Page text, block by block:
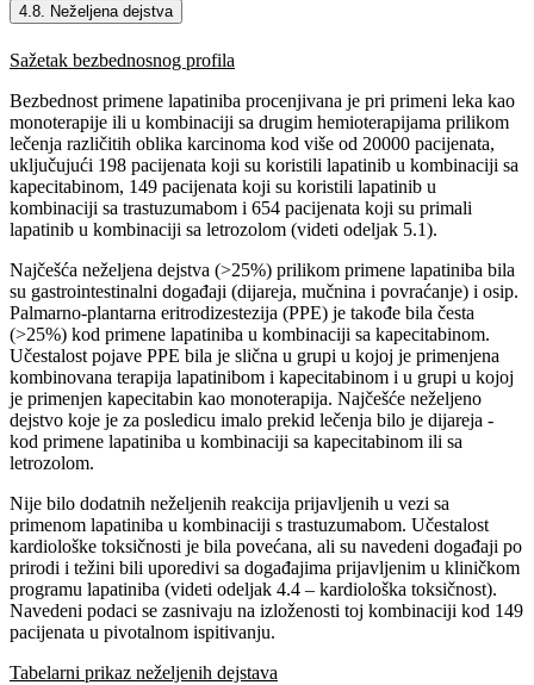
4.8. Neželjena dejstva
Sažetak bezbednosnog profila
Bezbednost primene lapatiniba procenjivana je pri primeni leka kao
monoterapije ili u kombinaciji sa drugim hemioterapijama prilikom
lečenja različitih oblika karcinoma kod više od 20000 pacijenata,
uključujući 198 pacijenata koji su koristili lapatinib u kombinaciji sa
kapecitabinom, 149 pacijenata koji su koristili lapatinib u
kombinaciji sa trastuzumabom i 654 pacijenata koji su primali
lapatinib u kombinaciji sa letrozolom (videti odeljak 5.1).
Najčešća neželjena dejstva (>25%) prilikom primene lapatiniba bila
su gastrointestinalni događaji (dijareja, mučnina i povraćanje) i osip.
Palmarno-plantarna eritrodizestezija (PPE) je takođe bila česta
(>25%) kod primene lapatiniba u kombinaciji sa kapecitabinom.
Učestalost pojave PPE bila je slična u grupi u kojoj je primenjena
kombinovana terapija lapatinibom i kapecitabinom i u grupi u kojoj
je primenjen kapecitabin kao monoterapija. Najčešće neželjeno
dejstvo koje je za posledicu imalo prekid lečenja bilo je dijareja -
kod primene lapatiniba u kombinaciji sa kapecitabinom ili sa
letrozolom.
Nije bilo dodatnih neželjenih reakcija prijavljenih u vezi sa
primenom lapatiniba u kombinaciji s trastuzumabom. Učestalost
kardiološke toksičnosti je bila povećana, ali su navedeni događaji po
prirodi i težini bili uporedivi sa događajima prijavljenim u kliničkom
programu lapatiniba (videti odeljak 4.4 – kardiološka toksičnost).
Navedeni podaci se zasnivaju na izloženosti toj kombinaciji kod 149
pacijenata u pivotalnom ispitivanju.
Tabelarni prikaz neželjenih dejstava